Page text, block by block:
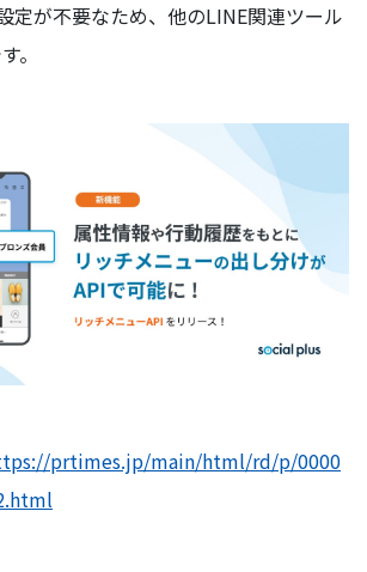
定が不要なため、他のLINE関連ツール
。
prtimes.jp/main/html/rd/p/0000